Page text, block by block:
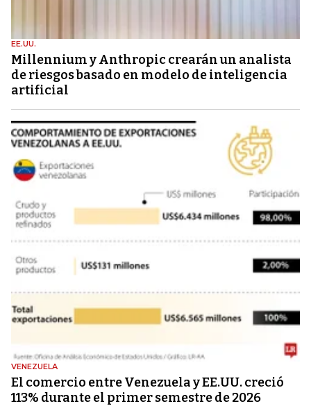
EE.UU.
Millennium y Anthropic crearán un analista
de riesgos basado en modelo de inteligencia
artificial
VENEZUELA
El comercio entre Venezuela y EE.UU. creció
113% durante el primer semestre de 2026